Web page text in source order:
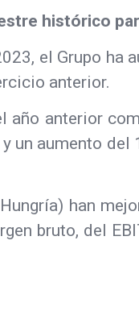
histórico
el Grupo ha
anterior.
año anterior
un aumento del
han
bruto, del